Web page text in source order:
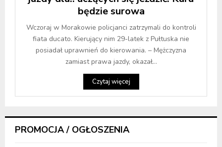
będzie surowa
Wczoraj w Morakowie policjanci zatrzymali do kontroli
fiata ducato. Kierujący nim 29-latek z Pułtuska nie
posiadał uprawnień do kierowania. – Mężczyzna
zamiast prawa jazdy, okazał...
Czytaj więcej
PROMOCJA / OGŁOSZENIA